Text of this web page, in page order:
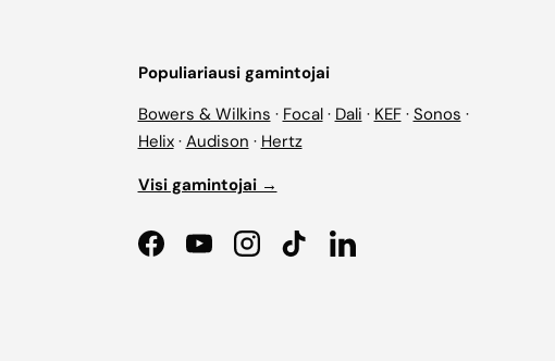
Populiariausi gamintojai
Bowers & Wilkins · Focal· Dali · KEF· Sonos ·
Helix· Audison · Hertz
Visi gamintojai →
FacebookYouTubeInstagramTikTokLinkedIn